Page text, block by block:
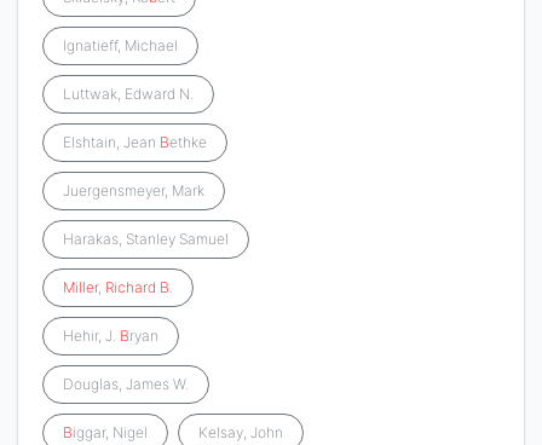
Ignatieff, Michael
Luttwak, Edward N.
Elshtain, Jean Bethke
Juergensmeyer, Mark
Harakas, Stanley Samuel
Miller, Richard B.
Hehir, J. Bryan
Douglas, James W.
Biggar, Nigel Kelsay, John